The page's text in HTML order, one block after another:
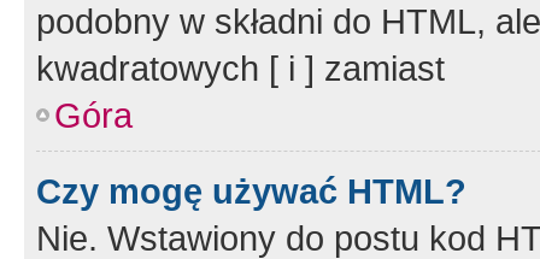
podobny w składni do HTML,
kwadratowych [ i ] zamiast
Góra
Czy mogę używać HTML?
Nie. Wstawiony do postu kod